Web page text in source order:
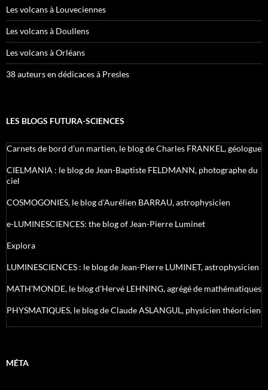
Les volcans à Louveciennes
Les volcans à Doullens
Les volcans à Orléans
38 auteurs en dédicaces à Presles
LES BLOGS FUTURA-SCIENCES
Carnets de bord d’un martien, le blog de Charles FRANKEL, géologue
CIELMANIA : le blog de Jean-Baptiste FELDMANN, photographe du
ciel
COSMOGONIES, le blog d'Aurélien BARRAU, astrophysicien
e-LUMINESCIENCES: the blog of Jean-Pierre Luminet
Explora
LUMINESCIENCES : le blog de Jean-Pierre LUMINET, astrophysicien
MATH'MONDE, le blog d'Hervé LEHNING, agrégé de mathématiques
PHYSMATIQUES, le blog de Claude ASLANGUL, physicien théoricien
MÉTA